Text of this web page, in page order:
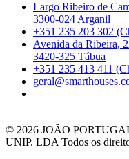
Largo Ribeiro de
3300-024 Arganil
+351 235 203 302
Avenida da Ribeira,
3420-325 Tábua
+351 235 413 411
© 2026 JOÃO
UNIP. LDA Todos os